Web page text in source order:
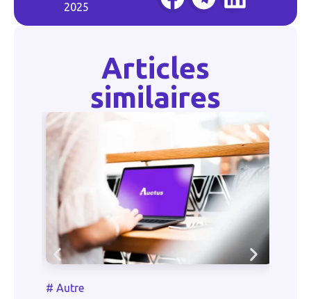
2025
Articles
similaires
# Autre